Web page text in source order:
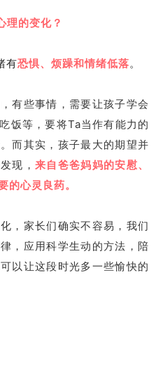
理的变化？
有恐惧、烦躁和情绪低落。
有些事情，需要让孩子学会
饭等，要将Ta当作有能力的
而其实，孩子最大的期望并
现， 来自爸爸妈妈的安慰、
的心灵良药。
，家长们确实不容易，我们
，应用科学生动的方法，陪
以让这段时光多一些愉快的